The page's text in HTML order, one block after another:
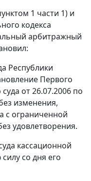
1 части 1) и
кодекса
арбитражный
Республики
Первого
от 26.07.2006 по
изменения,
с ограниченной
удовлетворения.
кассационной
со дня его